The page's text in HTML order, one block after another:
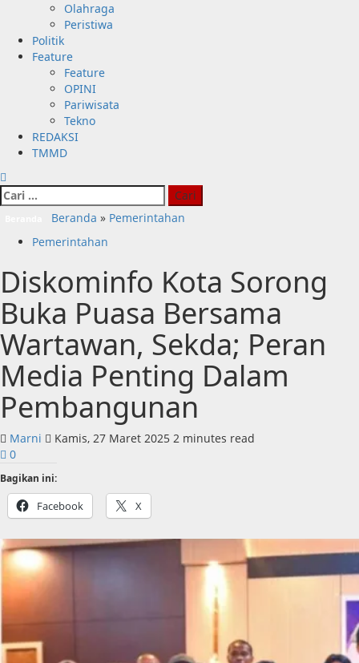
Olahraga
Peristiwa
Politik
Feature
Feature
OPINI
Pariwisata
Tekno
REDAKSI
TMMD
Cari
untuk:
Beranda » Pemerintahan
Pemerintahan
Diskominfo Kota Sorong
Buka Puasa Bersama
Wartawan, Sekda; Peran
Media Penting Dalam
Pembangunan
Marni Kamis, 27 Maret 2025 2 minutes read
0
Bagikan ini:
Facebook X